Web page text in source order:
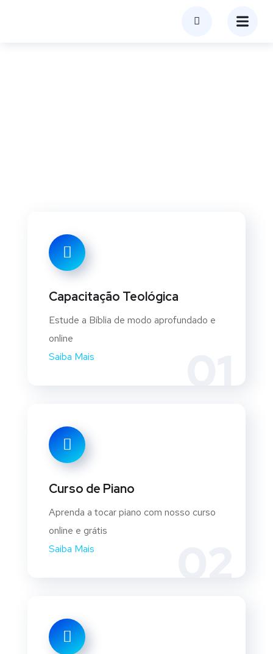
Capacitação Teológica
Estude a Bíblia de modo aprofundado e
online
Saiba Mais
Curso de Piano
Aprenda a tocar piano com nosso curso
online e grátis
Saiba Mais